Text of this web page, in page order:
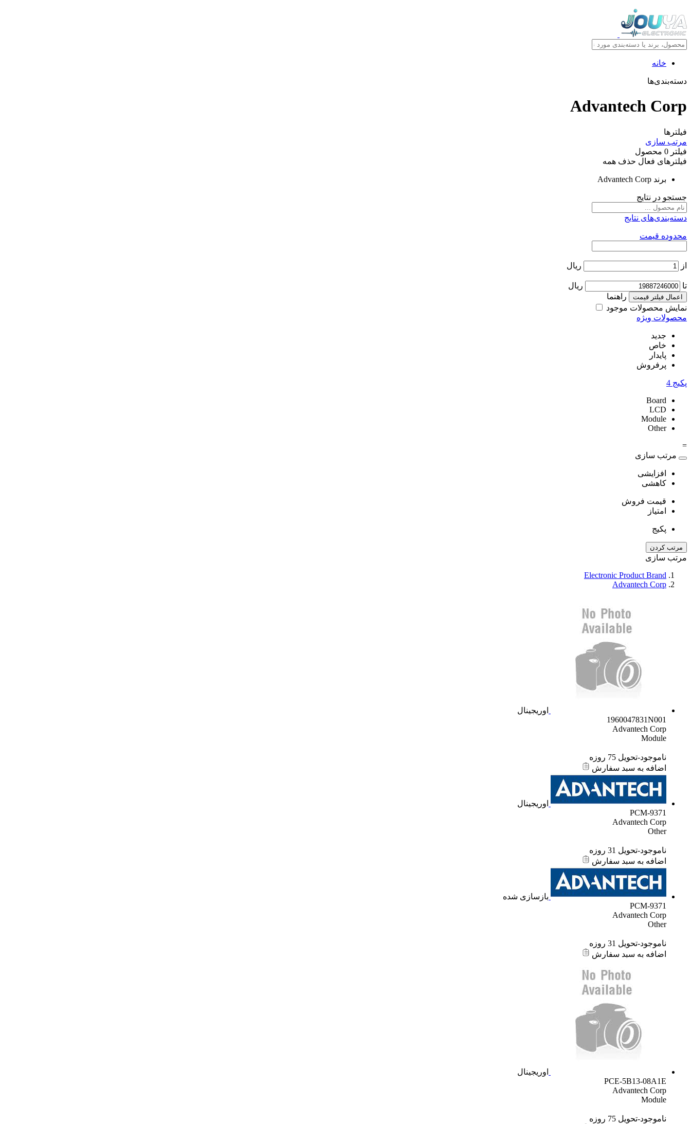
خانه
دسته‌بندی‌ها
Advantech Corp
فیلترها
مرتب سازی
فیلتر 0 محصول
فیلترهای فعال حذف همه
برند Advantech Corp
جستجو در نتایج
دسته‌بندی‌های نتایج
محدوده قیمت
از ریال
تا ریال
اعمال فیلتر قیمت
راهنما
نمایش محصولات موجود
محصولات ویژه
جدید
خاص
پایدار
پرفروش
پکیج 4
Board
LCD
Module
Other
=
مرتب سازی
افزایشی
کاهشی
قیمت فروش
امتیاز
پکیج
مرتب کردن
مرتب سازی
Electronic Product Brand
Advantech Corp
اوریجینال
1960047831N001
Advantech Corp
Module
ناموجود-تحویل 75 روزه
اضافه به سبد سفارش
اوریجینال
PCM-9371
Advantech Corp
Other
ناموجود-تحویل 31 روزه
اضافه به سبد سفارش
بازسازی شده
PCM-9371
Advantech Corp
Other
ناموجود-تحویل 31 روزه
اضافه به سبد سفارش
اوریجینال
PCE-5B13-08A1E
Advantech Corp
Module
ناموجود-تحویل 75 روزه